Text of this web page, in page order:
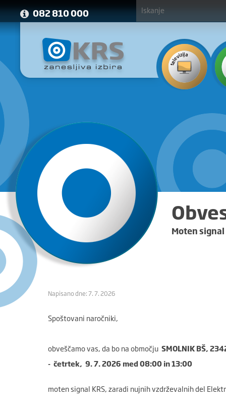
082 810 000
Moten signal
Napisano dne: 7. 7. 2026
Spoštovani naročniki,
obveščamo vas, da bo na območju SMOLNIK BŠ,
- četrtek, 9. 7. 2026 med08:00 in 13:00
moten signal KRS, zaradi nujnih vzdrževalnih del